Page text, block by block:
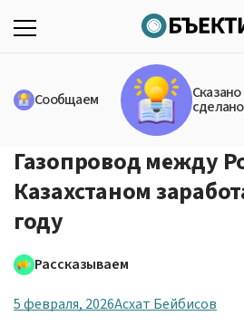
Сообщаем Сказано
сделано
Газопровод между
Казахстаном
году
Рассказываем
5 февраля, 2026Асхат Бейбисов